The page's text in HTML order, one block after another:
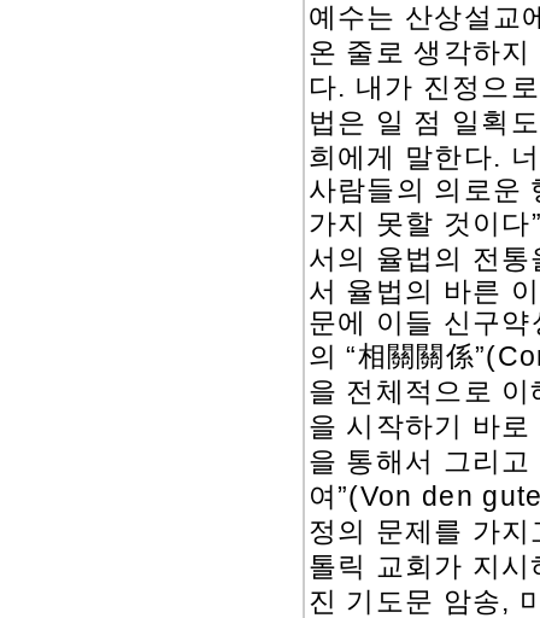
예수는 산상설교
온 줄로 생각하지
다. 내가 진정으
법은 일 점 일획
희에게 말한다.
사람들의 의로운
가지 못할 것이다
서의 율법의 전
서 율법의 바른
문에 이들 신구
의 “相關關係
을 전체적으로
을 시작하기 바
을 통해서 그리고
여”(Von den
정의 문제를 가
톨릭 교회가 지
진 기도문 암송,